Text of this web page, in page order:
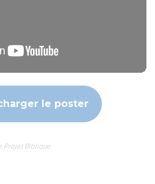
le poster
Projet Biblique